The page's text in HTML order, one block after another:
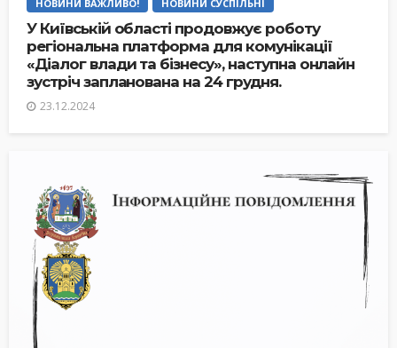
НОВИНИ ВАЖЛИВО! НОВИНИ СУСПІЛЬНІ
У Київській області продовжує роботу
регіональна платформа для комунікації
«Діалог влади та бізнесу», наступна онлайн
зустріч запланована на 24 грудня.
23.12.2024